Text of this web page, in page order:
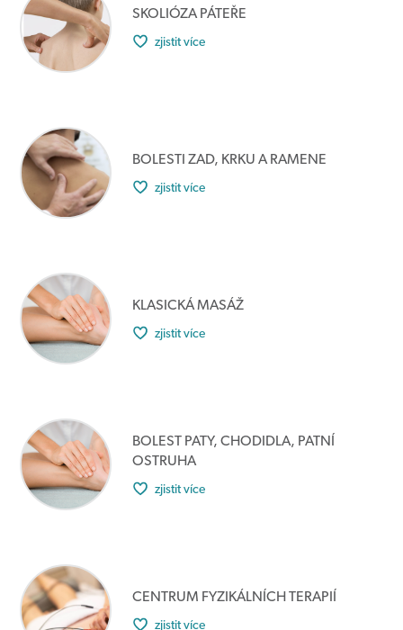
SKOLIÓZA PÁTEŘE
zjistit více
BOLESTI ZAD, KRKU A RAMENE
zjistit více
KLASICKÁ MASÁŽ
zjistit více
BOLEST PATY, CHODIDLA, PATNÍ
OSTRUHA
zjistit více
CENTRUM FYZIKÁLNÍCH TERAPIÍ
zjistit více